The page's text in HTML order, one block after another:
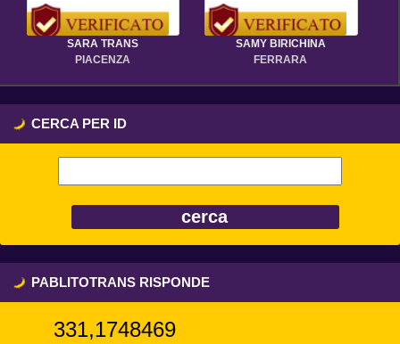
SARA TRANS
PIACENZA
SAMY BIRICHINA
FERRARA
CERCA PER ID
PABLITOTRANS RISPONDE
331,1748469